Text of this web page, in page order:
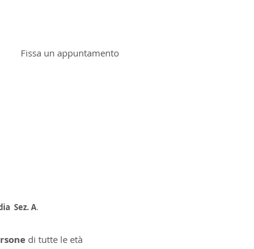
Fissa un appuntamento
Sez. A.
di tutte le età